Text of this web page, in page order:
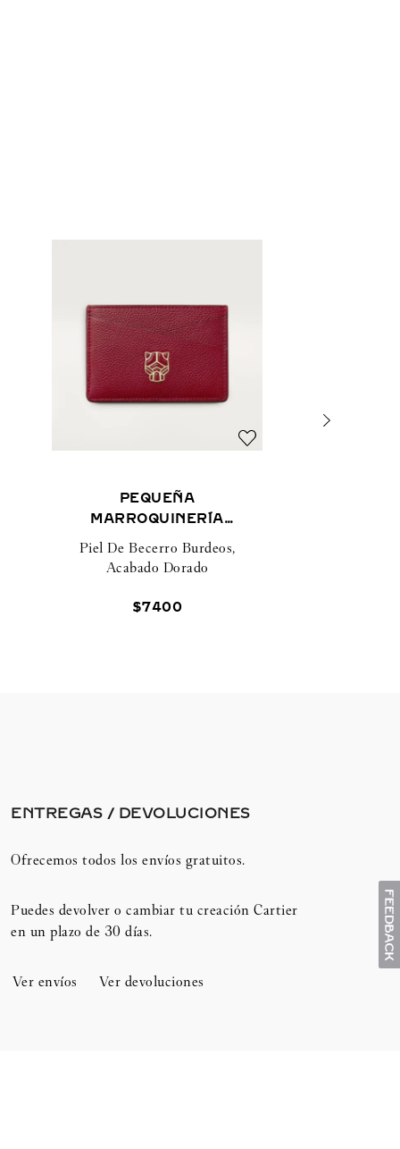
PEQUEÑA
MARROQUINERÍA
PANTHÈRE DE CARTIER,
TARJETERO
Piel De Becerro Burdeos,
Acabado Dorado
$7400
ENTREGAS / DEVOLUCIONES​
Ofrecemos todos los envíos gratuitos.
Puedes devolver o cambiar tu creación Cartier
en un plazo de 30 días.​
Ver envíos Ver devoluciones